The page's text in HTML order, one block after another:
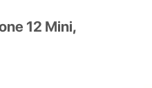
12 Mini,